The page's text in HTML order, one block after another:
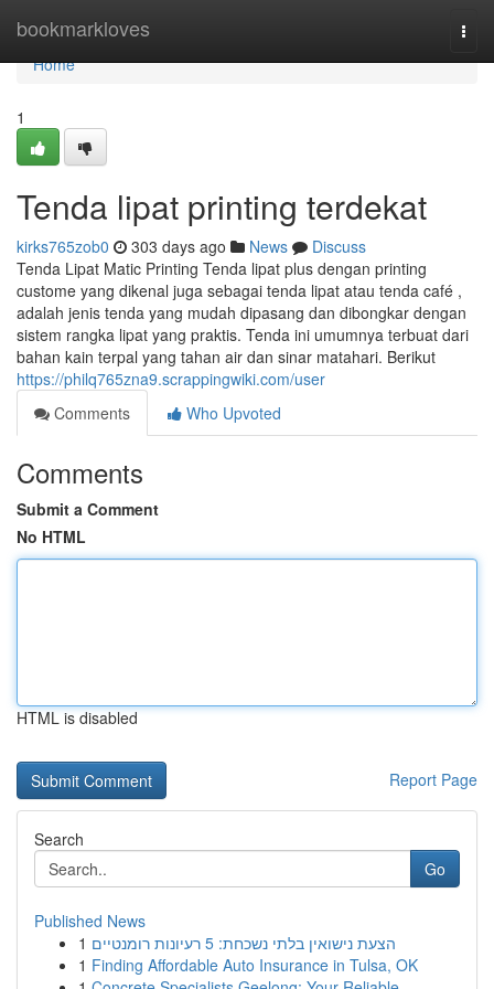
bookmarkloves
Home
Home
1
Tenda lipat printing terdekat
kirks765zob0 303 days ago News
Discuss
Tenda Lipat Matic Printing Tenda lipat plus dengan printing
custome yang dikenal juga sebagai tenda lipat atau tenda café ,
adalah jenis tenda yang mudah dipasang dan dibongkar dengan
sistem rangka lipat yang praktis. Tenda ini umumnya terbuat dari
bahan kain terpal yang tahan air dan sinar matahari. Berikut
https://philq765zna9.scrappingwiki.com/user
Comments
Who Upvoted
Comments
Submit a Comment
No HTML
HTML is disabled
Report Page
Search
Go
Published News
1
הצעת נישואין בלתי נשכחת: 5 רעיונות רומנטיים
1 Finding Affordable Auto Insurance in Tulsa, OK